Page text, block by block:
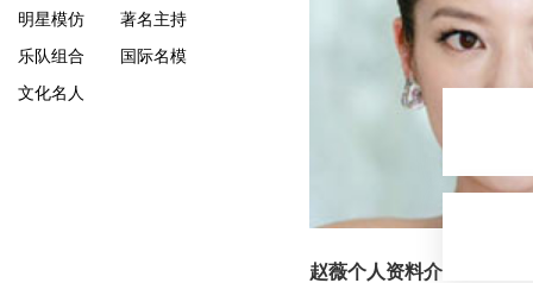
明星模仿
著名主持
乐队组合
国际名模
文化名人
赵薇个人资料介绍